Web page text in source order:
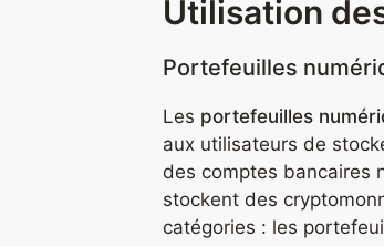
Utilisation
Portefeuilles
Les portefeuilles
aux utilisateurs de
des comptes bancaires
stockent des
catégories : les